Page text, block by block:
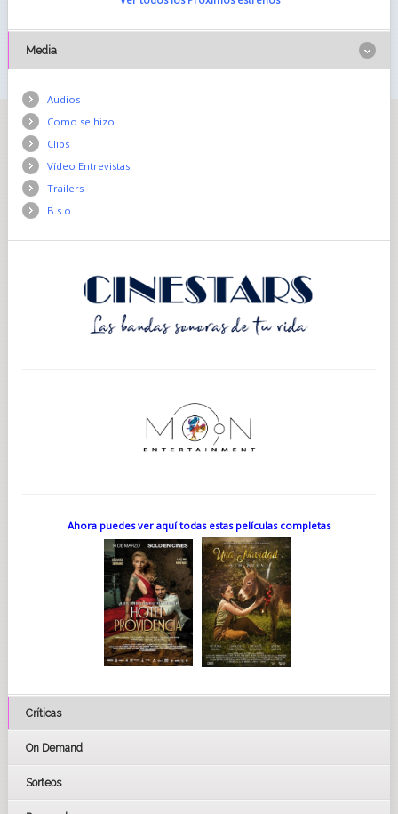
Media
Audios
Como se hizo
Clips
Vídeo Entrevistas
Trailers
B.s.o.
Ahora puedes ver aquí todas estas películas completas
Críticas
On Demand
Sorteos